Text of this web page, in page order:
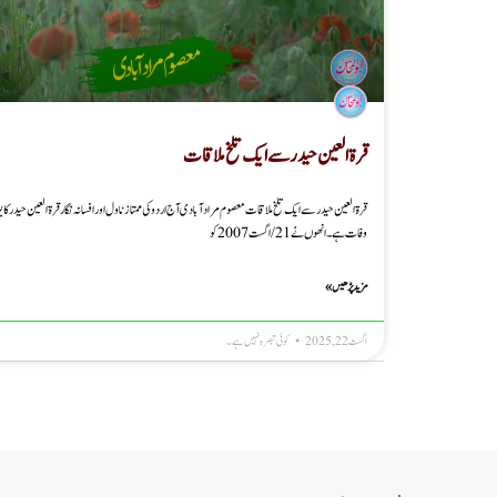
قرۃالعین حیدر سے ایک تلخ ملاقات
قرۃالعین حیدر سے ایک تلخ ملاقات معصوم مرادآبادی آج اردو کی ممتازناول اورا فسانہ نگار قرۃ العین حیدر کا
وفات ہے۔ انھوں نے 21/اگست 2007کو
مزید پڑھیں »
اگست 22, 2025 کوئی تبصرہ نہیں ہے۔